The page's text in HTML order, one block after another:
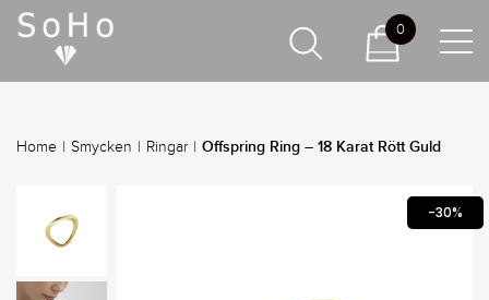
Home | Smycken | Ringar | Offspring Ring – 18 Karat Rött Guld
-30%
0